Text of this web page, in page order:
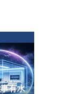
有水